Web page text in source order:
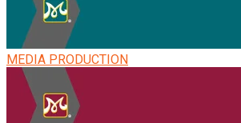
MEDIA PRODUCTION